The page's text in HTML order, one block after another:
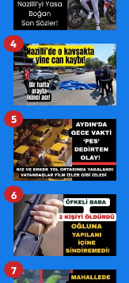
4
5
6
7